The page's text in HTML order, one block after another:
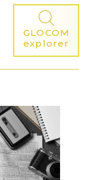
GLOCOM
explorer